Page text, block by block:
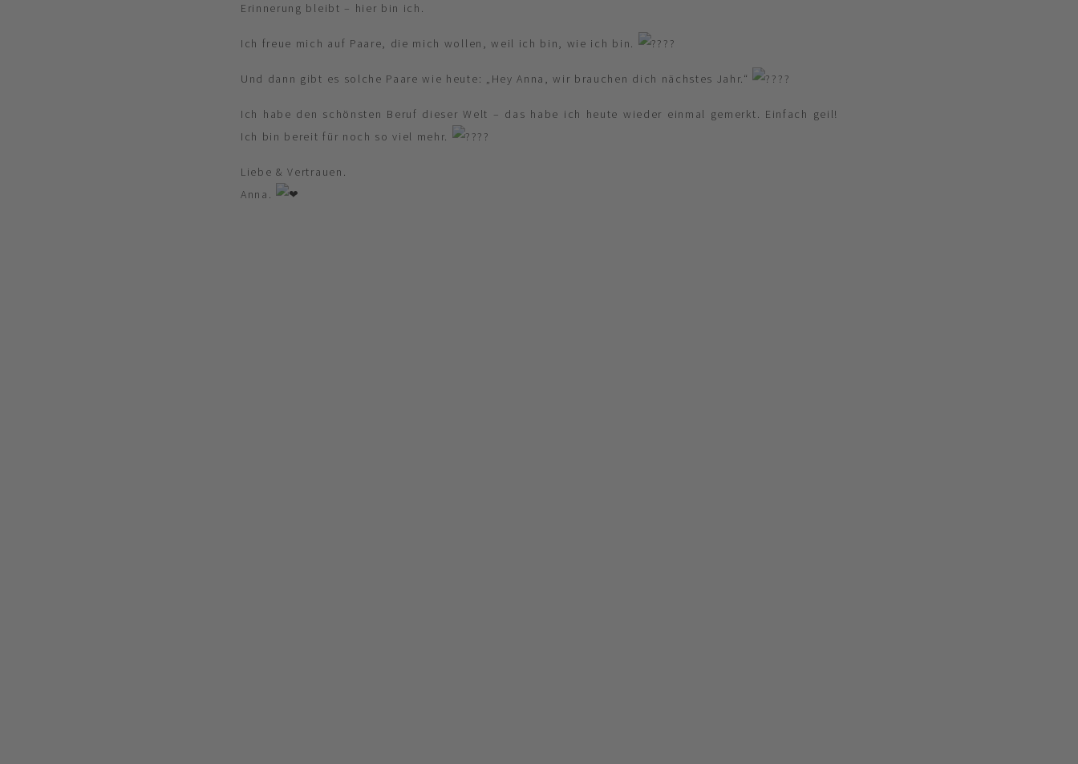
Erinnerung bleibt – hier bin ich.
Ich freue mich auf Paare, die mich wollen, weil ich bin, wie ich bin.
Und dann gibt es solche Paare wie heute: „Hey Anna, wir brauchen dich nächstes Jahr.“
Ich habe den schönsten Beruf dieser Welt – das habe ich heute wieder einmal gemerkt. Einfach geil!
Ich bin bereit für noch so viel mehr.
Liebe & Vertrauen.
Anna.